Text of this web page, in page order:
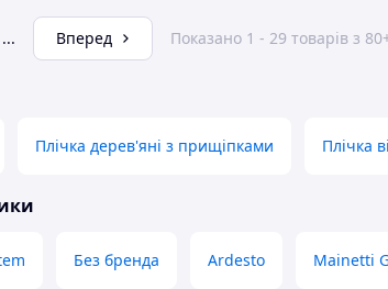
... Вперед Показано 1 - 29 товарів з
Плічка дерев'яні з прищіпками Плічка
Без бренда Ardesto Mainetti